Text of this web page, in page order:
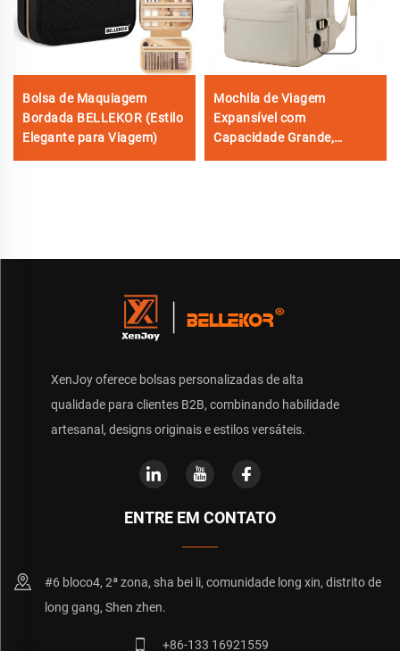
Bolsa de Maquiagem
Bordada BELLEKOR (Estilo
Elegante para Viagem)
Mochila de Viagem
Expansível com
Capacidade Grande,
XenJoy oferece bolsas personalizadas de alta
qualidade para clientes B2B, combinando habilidade
artesanal, designs originais e estilos versáteis.
ENTRE EM CONTATO
#6 bloco4, 2ª zona, sha bei li, comunidade long xin, distrito de
long gang, Shen zhen.
+86-133 16921559